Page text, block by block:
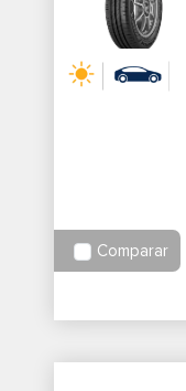
Comparar